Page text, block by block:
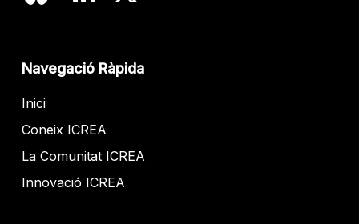
Navegació Ràpida
Inici
Coneix ICREA
La Comunitat ICREA
Innovació ICREA